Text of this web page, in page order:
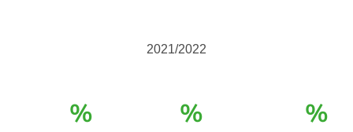
2021/2022
% % %